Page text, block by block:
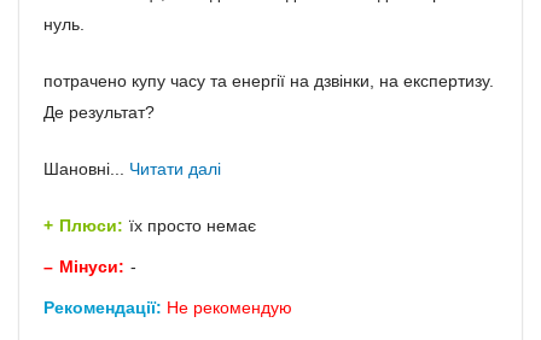
нуль.
потрачено купу часу та енергії на дзвінки, на експертизу.
Де результат?
Шановні... Читати далі
Плюси: їх просто немає
Мінуси: -
Рекомендації: Не рекомендую